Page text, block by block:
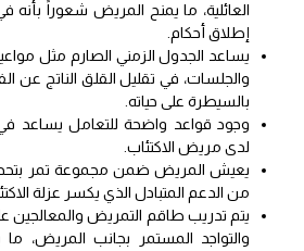
العائلية، ما يمنح المريض شعوراً
إطلاق أحكام.
يساعد الجدول الزمني الصارم مثل
والجلسات، في تقليل القلق الناتج عن
بالسيطرة على حياته.
وجود قواعد واضحة للتعامل يساعد في
لدى مريض الاكتئاب.
يعيش المريض ضمن مجموعة تمر
من الدعم المتبادل الذي يكسر عزلة
يتم تدريب طاقم التمريض والمعالجين
والتواجد المستمر بجانب المريض، ما